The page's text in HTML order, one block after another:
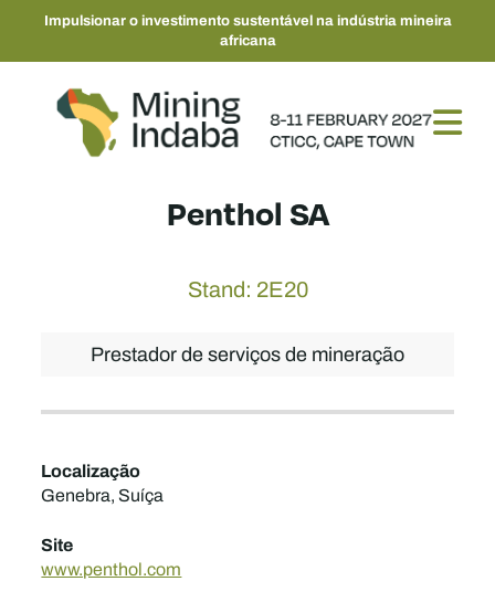
Impulsionar o investimento sustentável na indústria mineira
africana
Penthol SA
Stand: 2E20
Prestador de serviços de mineração
Localização
Genebra, Suíça
Site
www.penthol.com